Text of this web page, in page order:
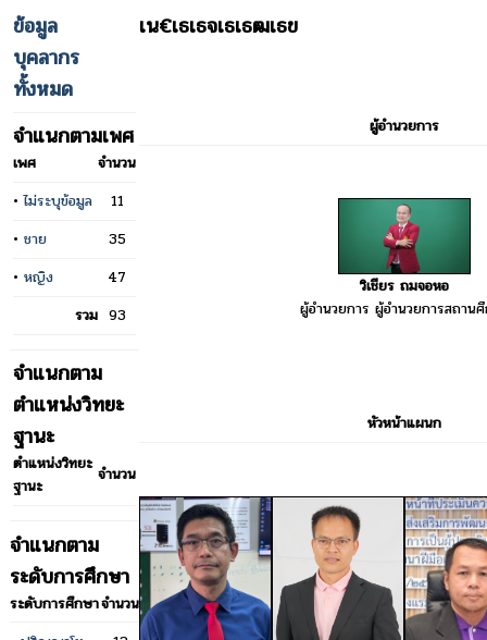
ข้อมูล
บุคลากร
ทั้งหมด
จำแนกตามเพศ
เพศ
จำนวน
•ไม่ระบุข้อมูล
11
• ชาย
35
• หญิง
47
รวม 93
จำแนกตาม
ตำแหน่งวิทยะ
ฐานะ
ตำแหน่งวิทยะ
ฐานะ
จำนวน
จำแนกตาม
ระดับการศึกษา
ระดับการศึกษาจำนวน
เน€เธเธจเธเธฒเธข
ผู้อำนวยการ
วิเชียร ถมจอหอ
ผู้อำนวยการ ผู้อำนวยการสถาน
หัวหน้าแผนก